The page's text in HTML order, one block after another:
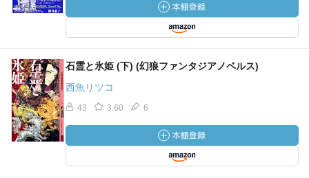
石霊と氷姫 (下) (幻狼ファンタジアノベルス)
西魚リツコ
43 3.60 6